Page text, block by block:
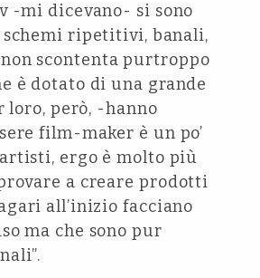
-mi dicevano- si sono
ripetitivi, banali,
non scontenta purtroppo
è dotato di una grande
però, -hanno
film-maker è un po’
ergo è molto più
a creare prodotti
all’inizio facciano
ma che sono pur